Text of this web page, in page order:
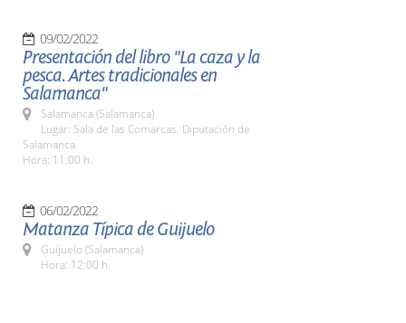
09/02/2022
Presentación del libro "La caza y la
pesca. Artes tradicionales en
Salamanca"
Salamanca (Salamanca)
Lugar: Sala de las Comarcas. Diputación de
Salamanca
Hora: 11:00 h.
06/02/2022
Matanza Típica de Guijuelo
Guijuelo (Salamanca)
Hora: 12:00 h.